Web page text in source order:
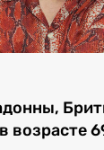
возрасте